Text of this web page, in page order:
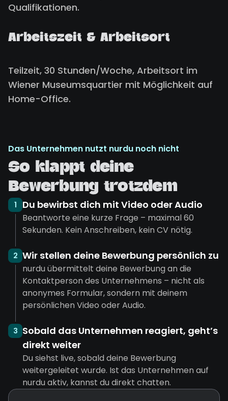
Qualifikationen.
Arbeitszeit & Arbeitsort
Teilzeit, 30 Stunden/Woche, Arbeitsort im
Wiener Museumsquartier mit Möglichkeit auf
Home-Office.
Das Unternehmen nutzt nurdu noch nicht
So klappt deine
Bewerbung trotzdem
1 Du bewirbst dich mit Video oder Audio
Beantworte eine kurze Frage – maximal 60
Sekunden. Kein Anschreiben, kein CV nötig.
2 Wir stellen deine Bewerbung persönlich zu
nurdu übermittelt deine Bewerbung an die
Kontaktperson des Unternehmens – nicht als
anonymes Formular, sondern mit deinem
persönlichen Video oder Audio.
3 Sobald das Unternehmen reagiert, geht’s
direkt weiter
Du siehst live, sobald deine Bewerbung
weitergeleitet wurde. Ist das Unternehmen auf
nurdu aktiv, kannst du direkt chatten.